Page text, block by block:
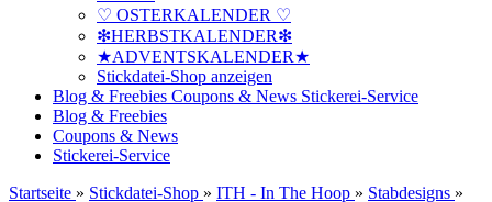
♡ OSTERKALENDER ♡
❇HERBSTKALENDER❇
★ADVENTSKALENDER★
Stickdatei-Shop anzeigen
Blog & Freebies Coupons & News Stickerei-Service
Blog & Freebies
Coupons & News
Stickerei-Service
Startseite » Stickdatei-Shop » ITH - In The Hoop » Stabdesigns »